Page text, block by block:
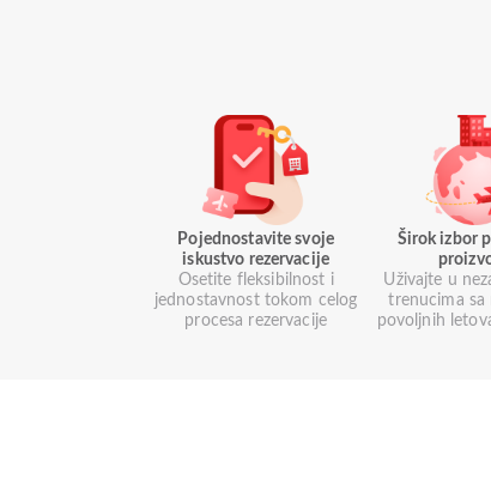
Pojednostavite svoje
iskustvo rezervacije
Osetite fleksibilnost i
jednostavnost tokom celog
procesa rezervacije
Širok izbor
Uživajte u
trenucima sa
povoljnih